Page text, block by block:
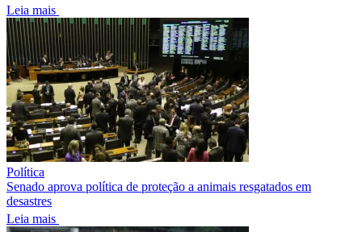
Leia mais
Política
Senado aprova política de proteção a animais resgatados em
desastres
Leia mais